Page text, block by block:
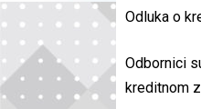
Odluka o
Odbornici
kreditnom